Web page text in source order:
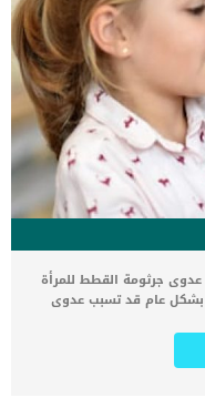
جرثومة القطط للمرأة
بشكل عام قد تسبب عدوى
لكن العدوى
أو النساء غير مؤكد.